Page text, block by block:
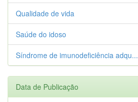
Qualidade de vida
Saúde do idoso
Síndrome de imunodeficiência adqu...
Data de Publicação